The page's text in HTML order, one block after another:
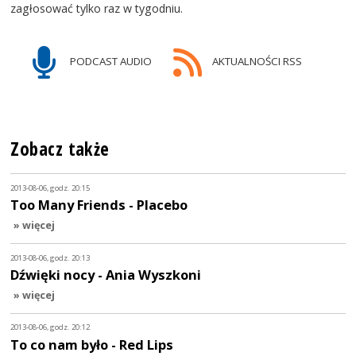
zagłosować tylko raz w tygodniu.
PODCAST AUDIO AKTUALNOŚCI RSS
Zobacz także
2013-08-06, godz. 20:15
Too Many Friends - Placebo
» więcej
2013-08-06, godz. 20:13
Dźwięki nocy - Ania Wyszkoni
» więcej
2013-08-06, godz. 20:12
To co nam było - Red Lips